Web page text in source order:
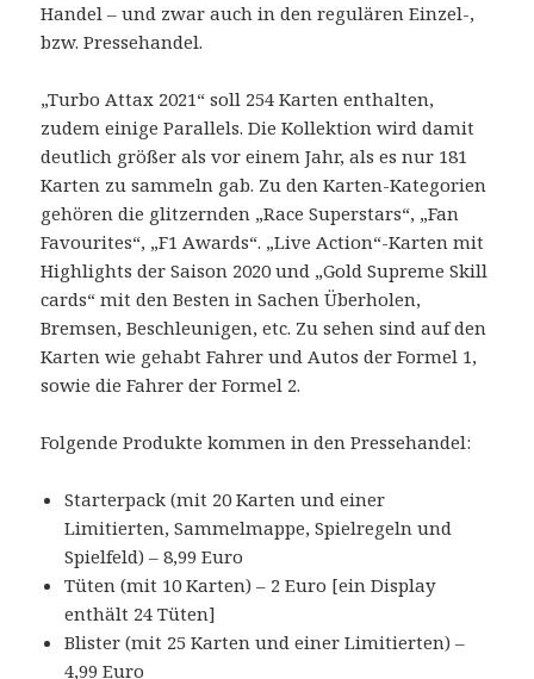
Handel – und zwar auch in den regulären Einzel-,
bzw. Pressehandel.
„Turbo Attax 2021“ soll 254 Karten enthalten,
zudem einige Parallels. Die Kollektion wird damit
deutlich größer als vor einem Jahr, als es nur 181
Karten zu sammeln gab. Zu den Karten-Kategorien
gehören die glitzernden „Race Superstars“, „Fan
Favourites“, „F1 Awards“. „Live Action“-Karten mit
Highlights der Saison 2020 und „Gold Supreme Skill
cards“ mit den Besten in Sachen Überholen,
Bremsen, Beschleunigen, etc. Zu sehen sind auf den
Karten wie gehabt Fahrer und Autos der Formel 1,
sowie die Fahrer der Formel 2.
Folgende Produkte kommen in den Pressehandel:
Starterpack (mit 20 Karten und einer
Limitierten, Sammelmappe, Spielregeln und
Spielfeld) – 8,99 Euro
Tüten (mit 10 Karten) – 2 Euro [ein Display
enthält 24 Tüten]
Blister (mit 25 Karten und einer Limitierten) –
4,99 Euro